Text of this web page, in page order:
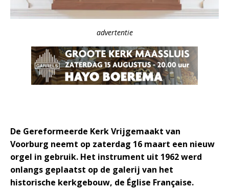
advertentie
De Gereformeerde Kerk Vrijgemaakt van
Voorburg neemt op zaterdag 16 maart een nieuw
orgel in gebruik. Het instrument uit 1962 werd
onlangs geplaatst op de galerij van het
historische kerkgebouw, de Église Française.